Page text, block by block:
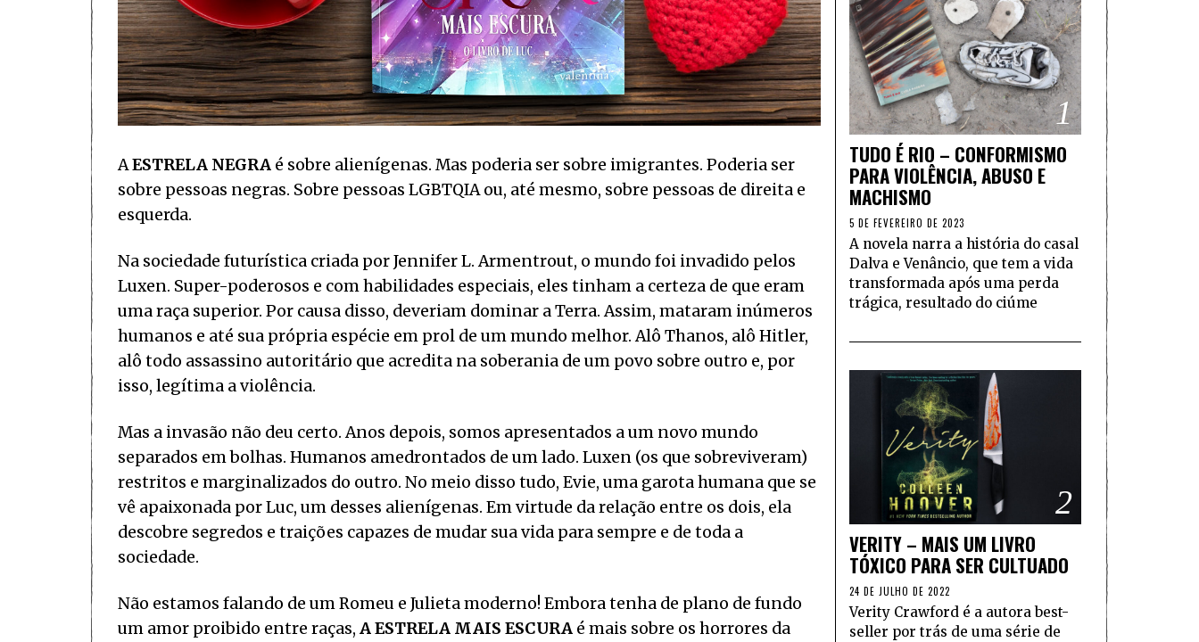
AESTRELA NEGRA é sobre alienígenas. Mas poderia ser sobre imigrantes. Poderia ser
sobre pessoas negras. Sobre pessoas LGBTQIA ou, até mesmo, sobre pessoas de direita e
esquerda.
Na sociedade futurística criada por Jennifer L. Armentrout, o mundo foi invadido pelos
Luxen. Super-poderosos e com habilidades especiais, eles tinham a certeza de que eram
uma raça superior. Por causa disso, deveriam dominar a Terra. Assim, mataram inúmeros
humanos e até sua própria espécie em prol de um mundo melhor. Alô Thanos, alô Hitler,
alô todo assassino autoritário que acredita na soberania de um povo sobre outro e, por
isso, legítima a violência.
Mas a invasão não deu certo. Anos depois, somos apresentados a um novo mundo
separados em bolhas. Humanos amedrontados de um lado. Luxen (os que sobreviveram)
restritos e marginalizados do outro. No meio disso tudo, Evie, uma garota humana que se
vê apaixonada por Luc, um desses alienígenas. Em virtude da relação entre os dois, ela
descobre segredos e traições capazes de mudar sua vida para sempre e de toda a
sociedade.
Não estamos falando de um Romeu e Julieta moderno! Embora tenha de plano de fundo
um amor proibido entre raças, A ESTRELA MAIS ESCURA é mais sobre os horrores da
1
TUDO É RIO – CONFORMISMO
PARA VIOLÊNCIA, ABUSO E
MACHISMO
5 DE FEVEREIRO DE 2023
A novela narra a história do casal
Dalva e Venâncio, que tem a vida
transformada após uma perda
trágica, resultado do ciúme
2
VERITY – MAIS UM LIVRO
TÓXICO PARA SER CULTUADO
24 DE JULHO DE 2022
Verity Crawford é a autora best-
seller por trás de uma série de